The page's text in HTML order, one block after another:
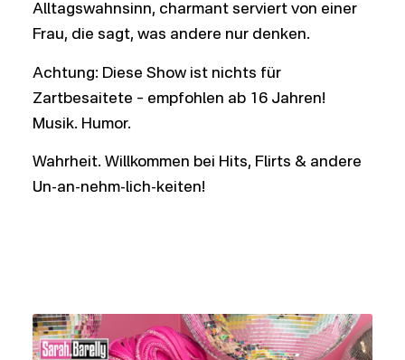
Alltagswahnsinn, charmant serviert von einer
Frau, die sagt, was andere nur denken.
Achtung: Diese Show ist nichts für
Zartbesaitete – empfohlen ab 16 Jahren!
Musik. Humor.
Wahrheit. Willkommen bei Hits, Flirts & andere
Un-an-nehm-lich-keiten!